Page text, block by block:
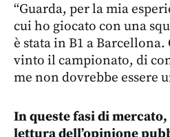
“Guarda, per la mia
cui ho giocato con una
è stata in B1 a
vinto il campionato, di
me non dovrebbe essere
In queste fasi di